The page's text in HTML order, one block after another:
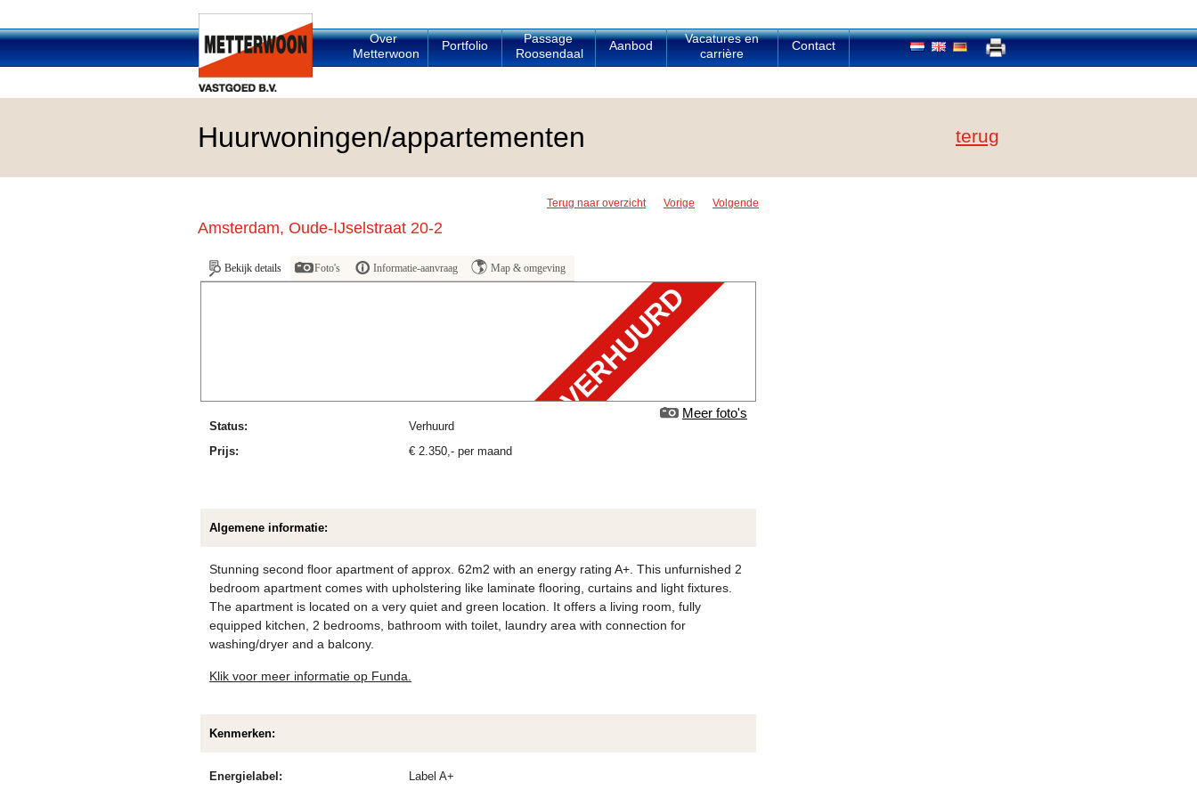
Over
Metterwoon
Portfolio
Passage
Roosendaal
Aanbod
Vacatures en
carrière
Contact
Huurwoningen/appartementen terug
Terug naar overzicht Vorige Volgende
Amsterdam, Oude-IJselstraat 20-2
Bekijk details Foto's Informatie-aanvraag Map & omgeving
VERHUURDMeer foto's
Status:
verhuurd
Prijs:
€2.350,- per maand
Algemene informatie:
Stunning second floor apartment of approx. 62m2 with an energy rating A+. This unfurnished 2
bedroom apartment comes with upholstering like laminate flooring, curtains and light fixtures.
The apartment is located on a very quiet and green location. It offers a living room, fully
equipped kitchen, 2 bedrooms, bathroom with toilet, laundry area with connection for
washing/dryer and a balcony.
Klik voor meer informatie op Funda.
Kenmerken:
Energielabel: Label A+